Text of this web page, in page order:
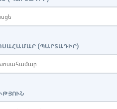
(ՊԱՐՏԱԴԻՐ)